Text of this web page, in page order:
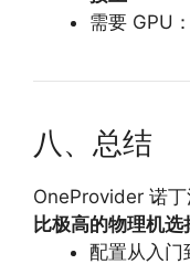
需要 GPU
八、总结
OneProvider 诺
比极高的物理机选
配置从入门